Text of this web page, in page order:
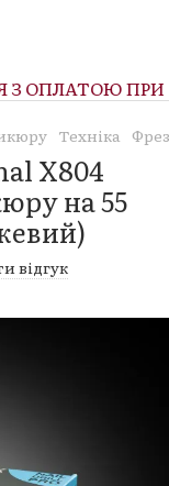
ОПЛАТОЮ ПРИ
Техніка
X804
на 55
відгук